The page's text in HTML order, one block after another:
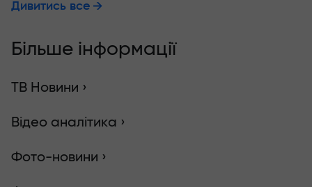
Дивитись все
Більше інформації
ТВ Новини ›
Відео аналітика ›
Фото-новини ›